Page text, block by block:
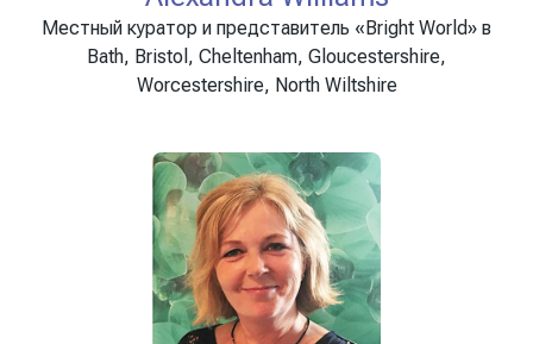
Местный куратор и представитель «Bright World» в
Bath, Bristol, Cheltenham, Gloucestershire,
Worcestershire, North Wiltshire